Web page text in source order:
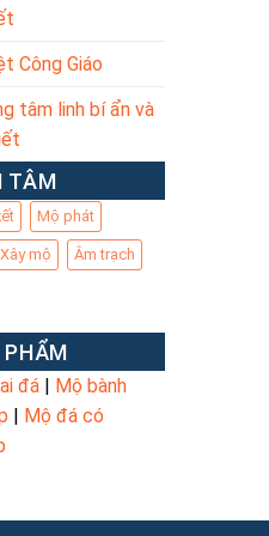
Công Giáo
tâm linh bí ẩn và
TÂM
Mộ phát
Xây mộ Âm trạch
đá | Mộ bành
| Mộ đá có